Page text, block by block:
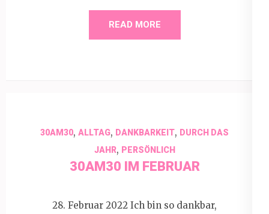
READ MORE
30AM30, ALLTAG, DANKBARKEIT, DURCH DAS
JAHR, PERSÖNLICH
30AM30 IM FEBRUAR
28. Februar 2022 Ich bin so dankbar,